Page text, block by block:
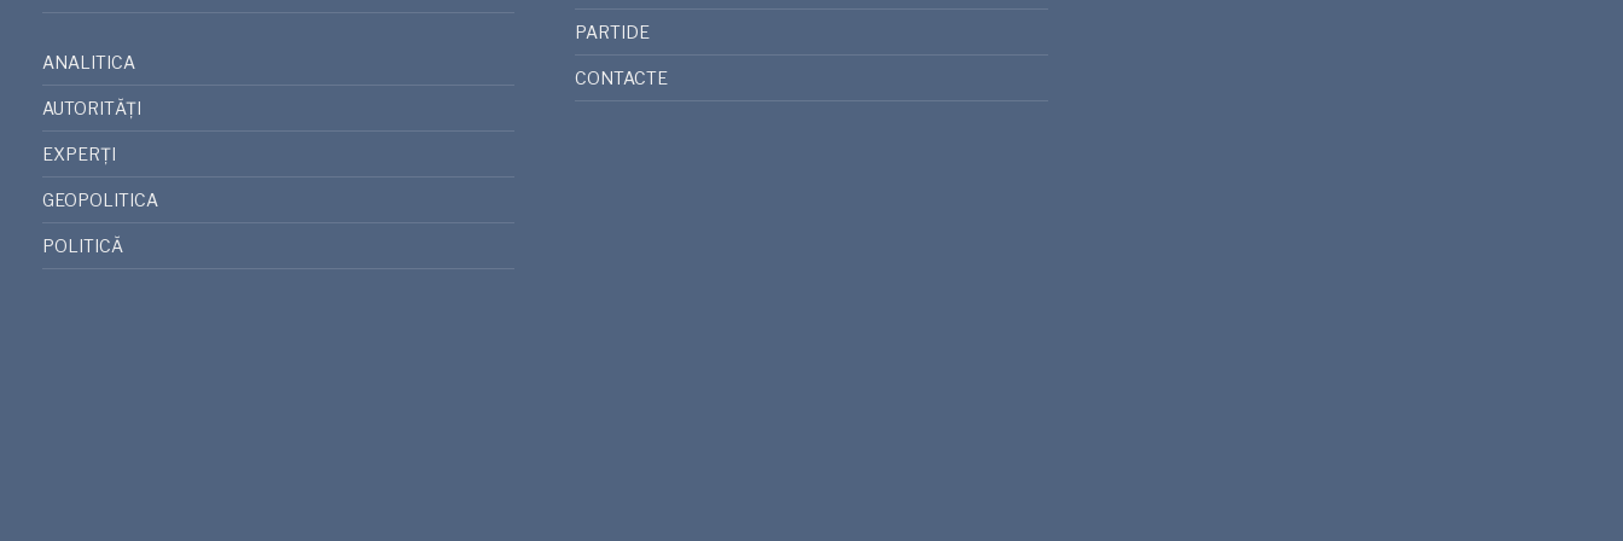
ANALITICA
AUTORITĂȚI
EXPERȚI
GEOPOLITICA
POLITICĂ
PARTIDE
CONTACTE